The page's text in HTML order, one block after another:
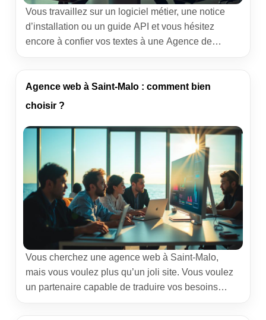
Vous travaillez sur un logiciel métier, une notice
d’installation ou un guide API et vous hésitez
encore à confier vos textes à une Agence de
et terrain, et j’ai appris une chose simple : la
traduction technique ne pardonne pas l’à-peu-près.
Agence web à Saint-Malo : comment bien
choisir ?
Vous cherchez une agence web à Saint-Malo,
mais vous voulez plus qu’un joli site. Vous voulez
un partenaire capable de traduire vos besoins